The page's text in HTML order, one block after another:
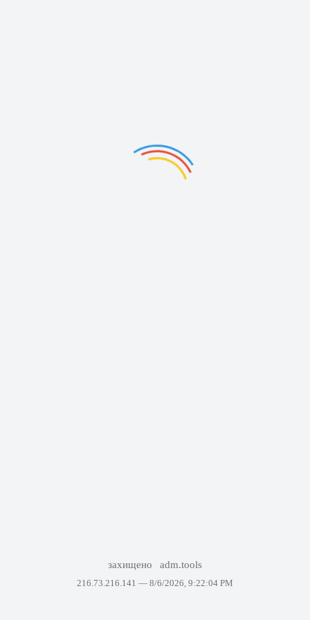
захищено adm.tools
216.73.216.141 — 8/6/2026, 9:22:04 PM